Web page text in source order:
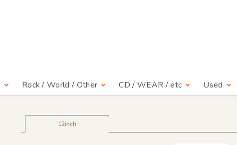
Rock / World / Other CD / WEAR / etc Used
12inch